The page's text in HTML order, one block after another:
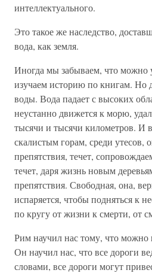
интеллектуального.
Это такое же наследство,
вода, как земля.
Иногда мы забываем, что
изучаем историю по книгам. Но
воды. Вода падает с высоких
неустанно движется к морю,
тысячи и тысячи километров. И
скалистым горам, среди утесов,
препятствия, течет,
течет, даря жизнь новым
препятствия. Свободная, она,
испаряется, чтобы подняться к
по кругу от жизни к смерти, от
Рим научил нас тому, что
Он научил нас, что все дороги
словами, все дороги могут